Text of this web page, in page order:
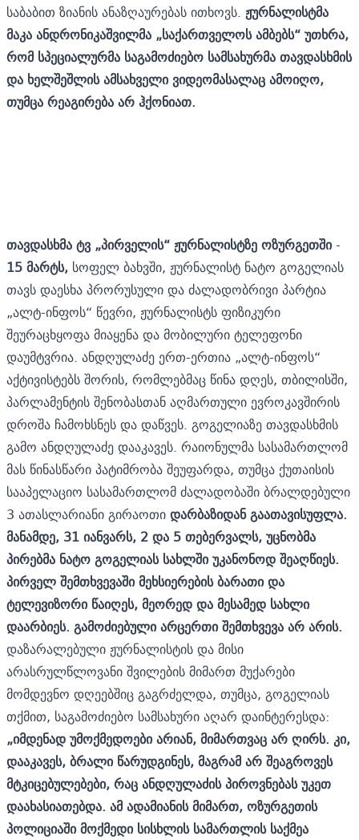
საბაბით ზიანის ანაზღაურებას ითხოვს. ჟურნალისტმა
მაკა ანდრონიკაშვილმა „საქართველოს ამბებს“ უთხრა,
რომ სპეციალურმა საგამოძიებო სამსახურმა თავდასხმის
და ხელშეშლის ამსახველი ვიდეომასალაც ამოიღო,
თუმცა რეაგირება არ ჰქონიათ.
თავდასხმა ტვ „პირველის“ ჟურნალისტზე ოზურგეთში-
15 მარტს, სოფელ ბახვში, ჟურნალისტ ნატო გოგელიას
თავს დაესხა პრორუსული და ძალადობრივი პარტია
„ალტ-ინფოს“ წევრი, ჟურნალისტს ფიზიკური
შეურაცხყოფა მიაყენა და მობილური ტელეფონი
დაუმტვრია. ანდღულაძე ერთ-ერთია „ალტ-ინფოს“
აქტივისტებს შორის, რომლებმაც წინა დღეს, თბილისში,
პარლამენტის შენობასთან აღმართული ევროკავშირის
დროშა ჩამოხსნეს და დაწვეს. გოგელიაზე თავდასხმის
გამო ანდღულაძე დააკავეს. რაიონულმა სასამართლომ
მას წინასწარი პატიმრობა შეუფარდა, თუმცა ქუთაისის
სააპელაციო სასამართლომ ძალადობაში ბრალდებული
3 ათასლარიანი გირაოთიდარბაზიდან გაათავისუფლა.
მანამდე, 31 იანვარს, 2 და 5 თებერვალს, უცნობმა
პირებმა ნატო გოგელიას სახლში უკანონოდ შეაღწიეს.
პირველ შემთხვევაში მეხსიერების ბარათი და
ტელევიზორი წაიღეს, მეორედ და მესამედ სახლი
დაარბიეს. გამოძიებული არცერთი შემთხვევა არ არის.
დაზარალებული ჟურნალისტის და მისი
არასრულწლოვანი შვილების მიმართ მუქარები
მომდევნო დღეებშიც გაგრძელდა, თუმცა, გოგელიას
თქმით, საგამოძიებო სამსახური აღარ დაინტერესდა:
„იმდენად უმოქმედოები არიან, მიმართვაც არ ღირს. კი,
დააკავეს, ბრალი წარუდგინეს, მაგრამ არ შეაგროვეს
მტკიცებულებები, რაც ანდღულაძის პიროვნებას უკეთ
დაახასიათებდა. ამ ადამიანის მიმართ, ოზურგეთის
პოლიციაში მოქმედი სისხლის სამართლის საქმეა